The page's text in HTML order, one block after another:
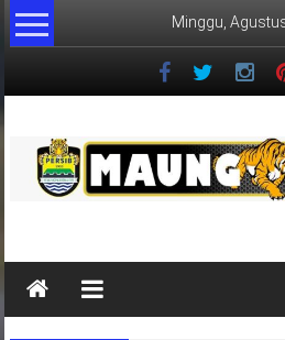
Lompat
ke
Minggu,
Maung
Persib